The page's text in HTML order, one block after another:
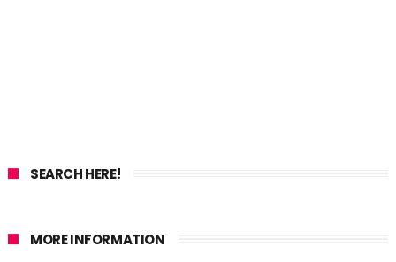
SEARCH HERE!
MORE INFORMATION